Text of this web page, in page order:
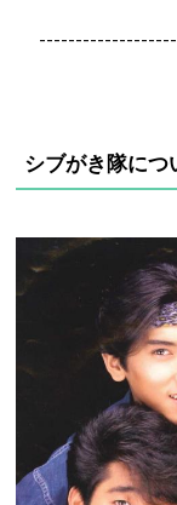
シブがき隊につ